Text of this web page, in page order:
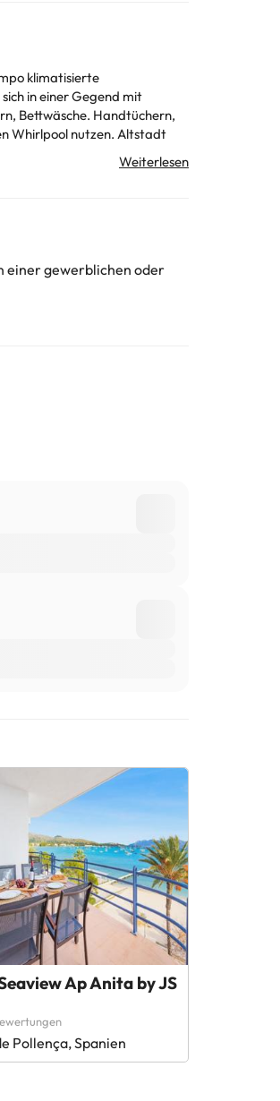
klimatisierte
in einer Gegend mit
ist der Flughafen
einer gewerblichen oder
Ap Anita by JS
Pollença, Spanien